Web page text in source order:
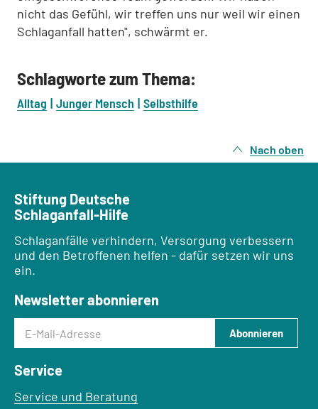
nicht das Gefühl, wir treffen uns nur weil wir einen
Schlaganfall hatten", schwärmt er.
Schlagworte zum Thema:
Alltag Junger Mensch Selbsthilfe
Nach oben
Stiftung Deutsche
Schlaganfall-Hilfe
Schlaganfälle verhindern, Versorgung verbessern
und den Betroffenen helfen - dafür setzen wir uns
ein.
Newsletter abonnieren
E-Mail-Adresse
Abonnieren
Service
Service und Beratung